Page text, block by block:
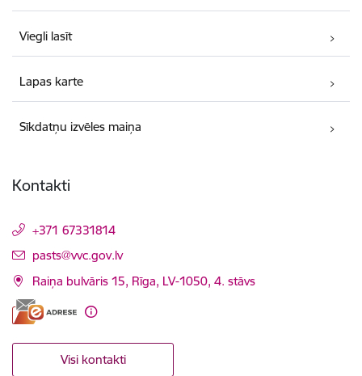
Viegli lasīt
Lapas karte
Sīkdatņu izvēles maiņa
Kontakti
+371 67331814
E-pasts:
pasts@vvc.gov.lv
Raiņa bulvāris 15, Rīga, LV-1050, 4. stāvs
Visi kontakti